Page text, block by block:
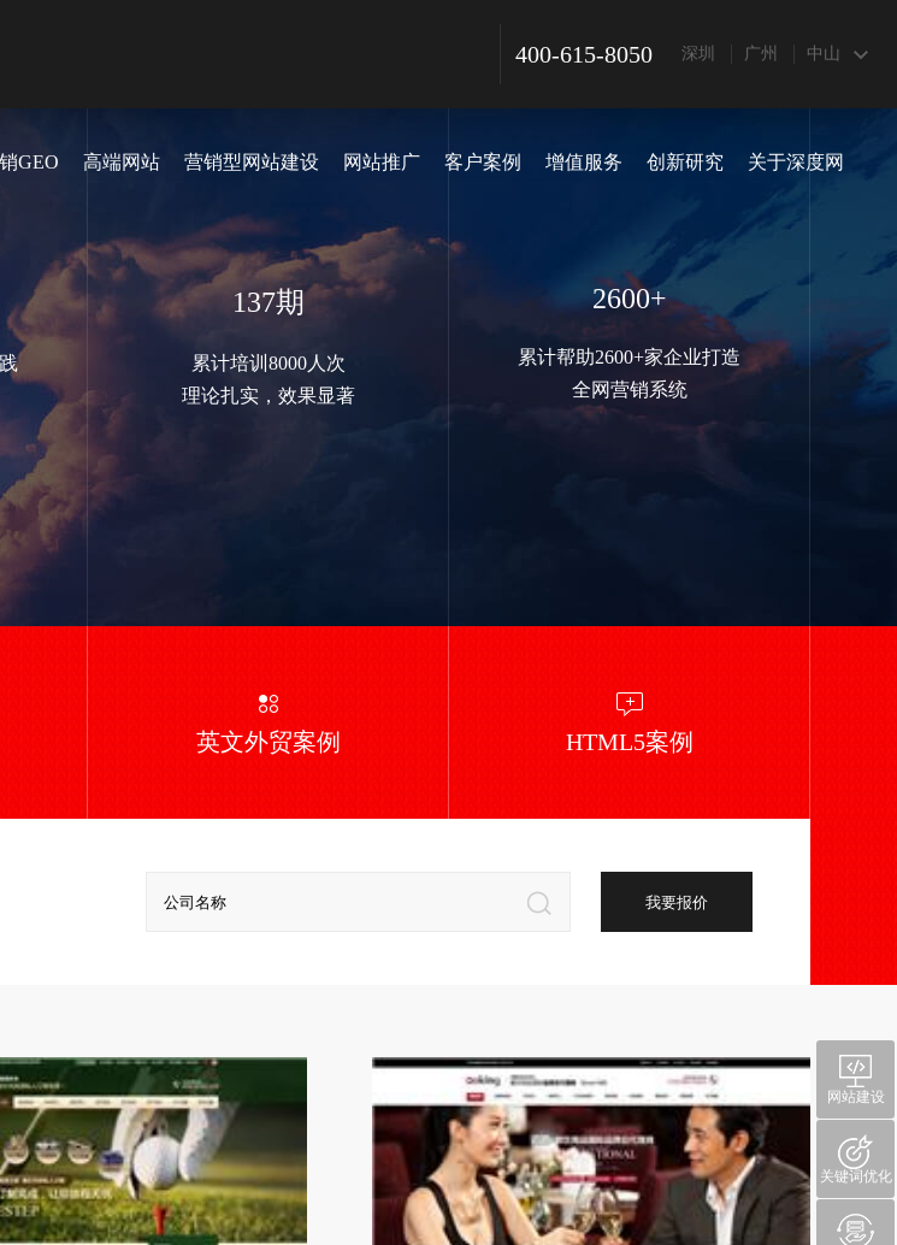
深圳 广州 中山
400-615-8050
GEO 高端网站 营销型网站建设 网站推广 客户案例 增值服务 创新研究 关于深度网
137期
累计培训8000人次
理论扎实，效果显著
2600+
累计帮助2600+家企业打造
全网营销系统
英文外贸案例 HTML5案例
我要报价
网站建设
关键词优化